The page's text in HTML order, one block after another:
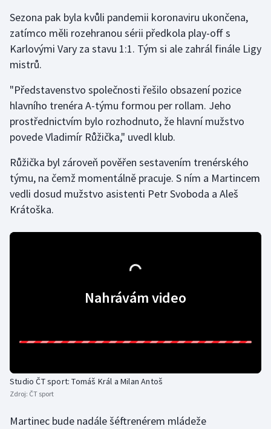
Golf
Gymnastika
Házená
Jezdectví
Krasobruslení
Lezení
Lyže a snowboard
Plážový volejbal
Ragby
Sezona pak byla kvůli pandemii koronaviru ukončena,
zatímco měli rozehranou sérii předkola play-off s
Karlovými Vary za stavu 1:1. Tým si ale zahrál finále Ligy
mistrů.
"Představenstvo společnosti řešilo obsazení pozice
hlavního trenéra A-týmu formou per rollam. Jeho
prostřednictvím bylo rozhodnuto, že hlavní mužstvo
povede Vladimír Růžička," uvedl klub.
Růžička byl zároveň pověřen sestavením trenérského
týmu, na čemž momentálně pracuje. S ním a Martincem
vedli dosud mužstvo asistenti Petr Svoboda a Aleš
Krátoška.
Nahrávám video
Studio ČT sport: Tomáš Král a Milan Antoš
Zdroj: ČT sport
Martinec bude nadále šéftrenérem mládeže